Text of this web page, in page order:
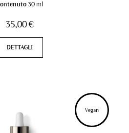
30 ml
35,00 €
DETTAGLI
Vegan